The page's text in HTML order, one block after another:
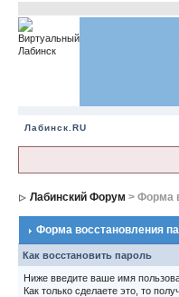
Лабинск.RU
Лабинский Форум > Форма
Форма восстановления
Как восстановить пароль
Ниже введите ваше имя
Как только сделаете это, то